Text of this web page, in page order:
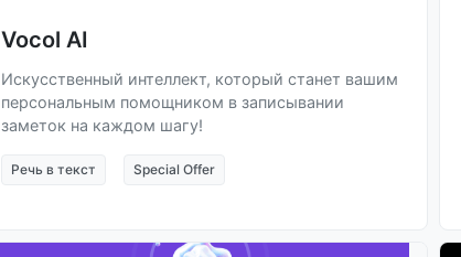
Vocol AI
Искусственный интеллект, который станет вашим
персональным помощником в записывании
заметок на каждом шагу!
Речь в текст Special Offer